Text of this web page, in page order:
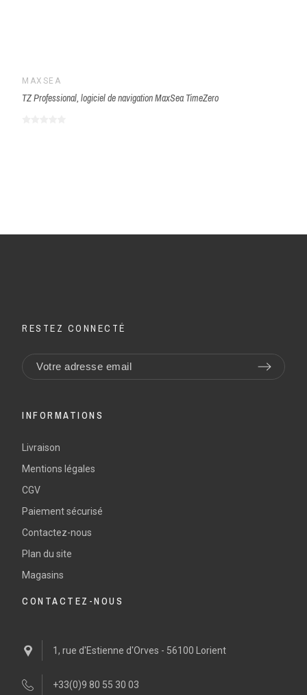
MAXSEA
TZ Professional, logiciel de navigation MaxSea TimeZero
RESTEZ CONNECTÉ
INFORMATIONS
Livraison
Mentions légales
CGV
Paiement sécurisé
Contactez-nous
Plan du site
Magasins
CONTACTEZ-NOUS
1, rue d'Estienne d'Orves - 56100 Lorient
+33(0)9 80 55 30 03